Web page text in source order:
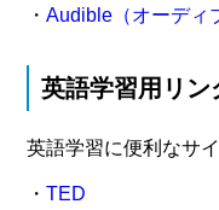
・Audible（オーディ
英語学習用リン
英語学習に便利なサ
・TED